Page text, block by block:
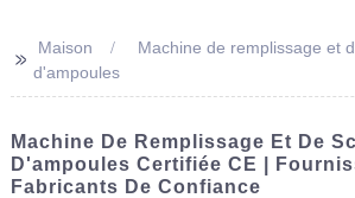
>>
Maison
Machine de remplissage et
d'ampoules
Machine De Remplissage Et De
D'ampoules Certifiée CE |
Fabricants De Confiance